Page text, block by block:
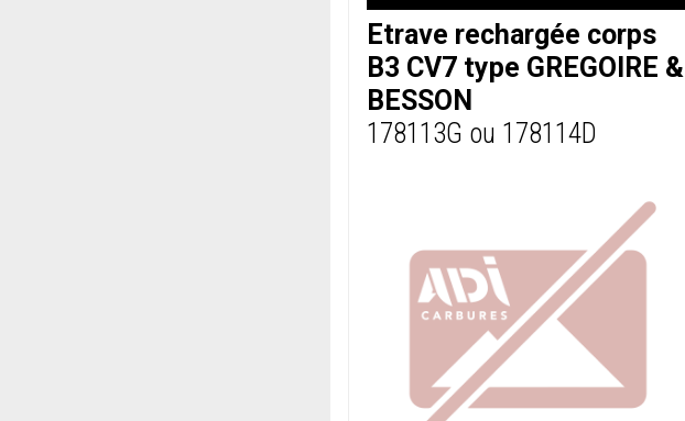
Etrave rechargée corps
B3 CV7 type GREGOIRE &
BESSON
178113G ou 178114D